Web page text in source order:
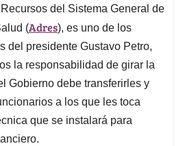
s
del Sistema General de
(Adres), es uno de los
del presidente Gustavo Petro,
la responsabilidad de girar la
Gobierno debe transferirles y
a los que les toca
que se instalará para